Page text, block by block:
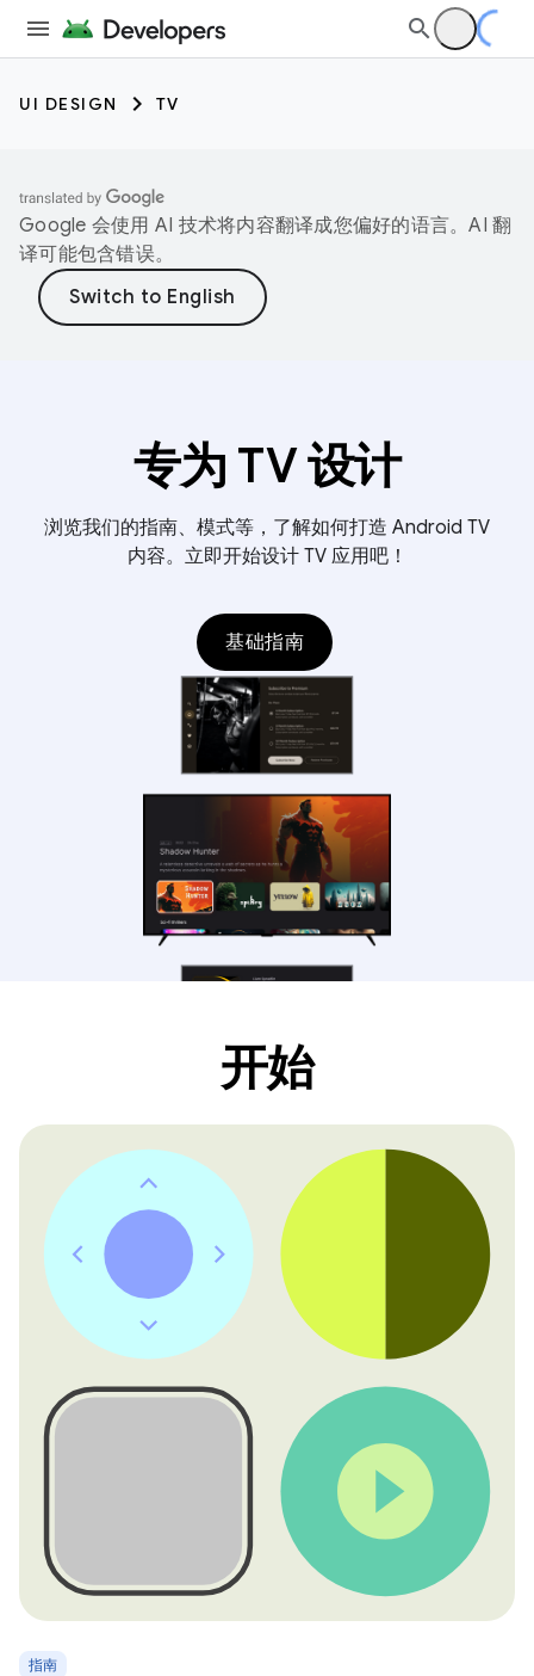
UI DESIGN TV
Google 会使用 AI 技术将内容翻译成您偏好的语言。AI 翻
译可能包含错误。
专为 TV 设计
浏览我们的指南、模式等，了解如何打造 Android TV
内容。立即开始设计 TV 应用吧！
基础指南
开始
指南